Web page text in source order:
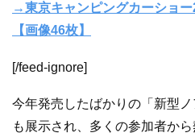
→東京キャンピングカーショ
【画像46枚】
[/feed-ignore]
今年発売したばかりの「新型
も展示され、多くの参加者か